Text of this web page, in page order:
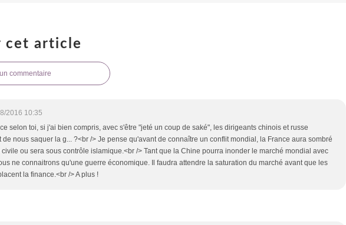
cet article
commentaire
2016 10:35
selon toi, si j'ai bien compris, avec s'être "jeté un coup de saké", les dirigeants chinois et russe
nous saquer la g... ?<br /> Je pense qu'avant de connaître un conflit mondial, la France aura sombré
ou sera sous contrôle islamique.<br /> Tant que la Chine pourra inonder le marché mondial avec
ne connaitrons qu'une guerre économique. Il faudra attendre la saturation du marché avant que les
la finance.<br /> A plus !